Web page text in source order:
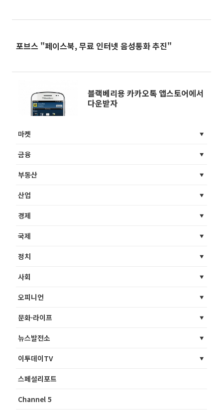
포브스 "페이스북, 무료 인터넷 음성통화 추진"
블랙베리용 카카오톡 앱스토어에서
다운받자
마켓
금융
부동산
산업
경제
국제
정치
사회
오피니언
문화·라이프
뉴스발전소
이투데이TV
스페셜리포트
Channel 5